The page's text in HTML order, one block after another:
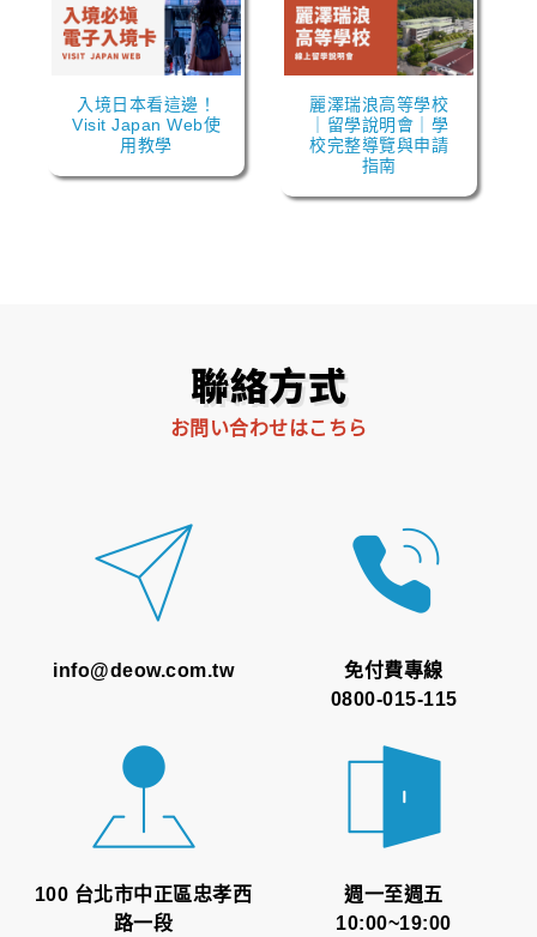
入境日本看這邊！
Visit Japan Web使
用教學
麗澤瑞浪高等學校
｜留學說明會｜學
校完整導覽與申請
指南
聯絡方式
お問い合わせはこちら
info@deow.com.tw
免付費專線
0800-015-115
100 台北市中正區忠孝西
路一段
週一至週五
10:00~19:00